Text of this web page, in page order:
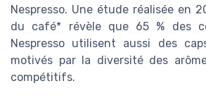
Nespresso. Une étude réalisée en
du café* révèle que 65 % des
Nespresso utilisent aussi des
motivés par la diversité des
compétitifs.